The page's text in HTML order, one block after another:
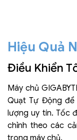
Hiệu Quả
Điều Khiển
Máy chủ
Quạt Tự Động để
lượng uy tín. Tốc
chỉnh theo các